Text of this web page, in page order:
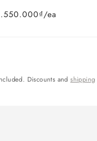
ea
Discounts andshipping